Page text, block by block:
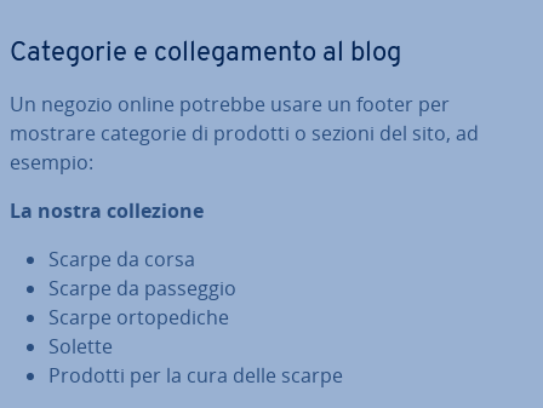
Categorie e col­le­ga­men­to al blog
Un negozio online potrebbe usare un footer per
mostrare categorie di prodotti o sezioni del sito, ad
esempio:
La nostra col­le­zio­ne
Scarpe da corsa
Scarpe da passeggio
Scarpe or­to­pe­di­che
Solette
Prodotti per la cura delle scarpe